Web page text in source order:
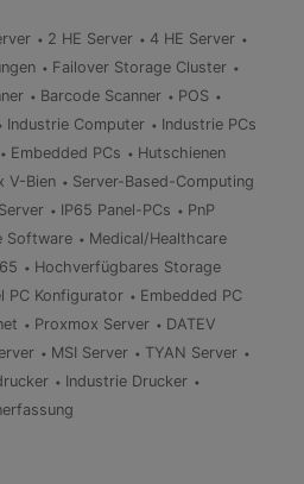
2 HE Server
4 HE Server
Failover Storage Cluster
Barcode Scanner
POS
Industrie Computer
Industrie PCs
Embedded PCs
Hutschienen
V-Bien
Server-Based-Computing
IP65 Panel-PCs
PnP
Software
Medical/Healthcare
Hochverfügbares Storage
PC Konfigurator
Embedded PC
Proxmox Server
DATEV
MSI Server
TYAN Server
Industrie Drucker